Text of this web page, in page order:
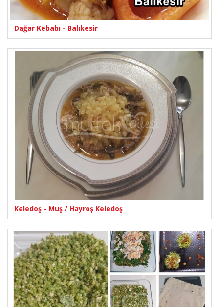
Dağar Kebabı - Balıkesir
Keledoş - Muş / Hayroş Keledoş